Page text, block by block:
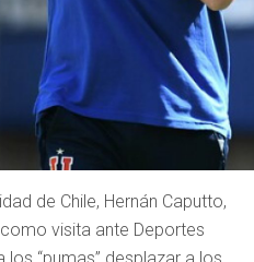
de Chile, Hernán Caputto,
visita ante Deportes